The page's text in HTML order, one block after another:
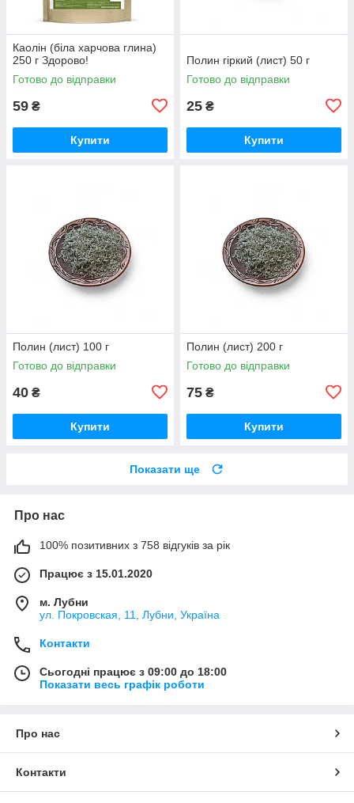
Каолін (біла харчова глина)
250 г Здорово!
Готово до відправки
59 ₴
Купити
Полин гіркий (лист) 50 г
Готово до відправки
25 ₴
Купити
Полин (лист) 100 г
Готово до відправки
40 ₴
Купити
Полин (лист) 200 г
Готово до відправки
75 ₴
Купити
Показати ще
Про нас
100% позитивних з 758 відгуків за рік
Працює з 15.01.2020
м. Лубни
ул. Покровская, 11, Лубни, Україна
Контакти
Сьогодні працює з 09:00 до 18:00
Показати весь графік роботи
Про нас
Контакти